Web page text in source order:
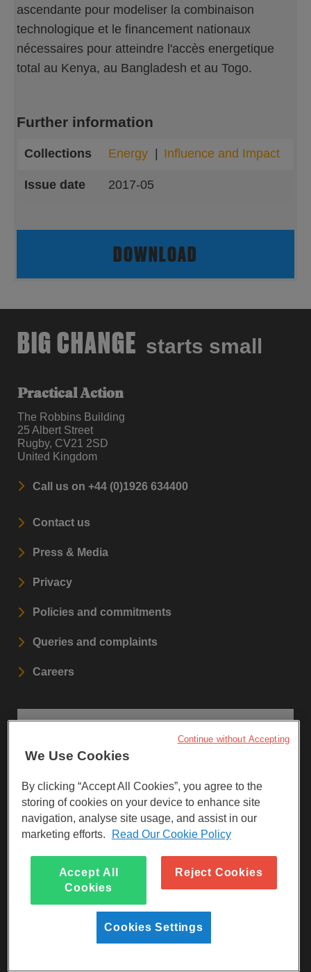
ascendante pour modeliser la combinaison
technologique et le financement nationaux
nécessaires pour atteindre l'accès energetique
total au Kenya, au Bangladesh et au Togo.
Further information
Collections Energy Influence and Impact
Issue date 2017-05
DOWNLOAD
BIG CHANGE starts small
Practical Action
The Robbins Building
25 Albert Street
Rugby, CV21 2SD
United Kingdom
Call us on +44 (0)1926 634400
Contact us
Press & Media
Privacy
Policies and commitments
Queries and complaints
Careers
Sign up to our newsletters.
SIGN UP
Visit Facebook
Visit LinkedInVisit Instagram
We Use Cookies
By clicking “Accept All Cookies”, you agree to the
storing of cookies on your device to enhance site
navigation, analyse site usage, and assist in our
marketing efforts.
Read Our Cookie Policy
Accept All
Cookies
Reject Cookies
Cookies Settings
Continue without Accepting